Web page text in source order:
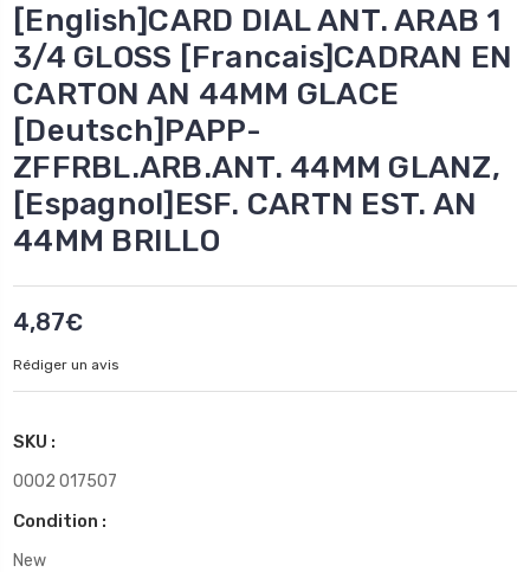
[English]CARD DIAL ANT. ARAB 1
3/4 GLOSS [Francais]CADRAN EN
CARTON AN 44MM GLACE
[Deutsch]PAPP-
ZFFRBL.ARB.ANT. 44MM GLANZ,
[Espagnol]ESF. CARTN EST. AN
44MM BRILLO
4,87€
Rédiger un avis
SKU :
0002 017507
Condition :
New